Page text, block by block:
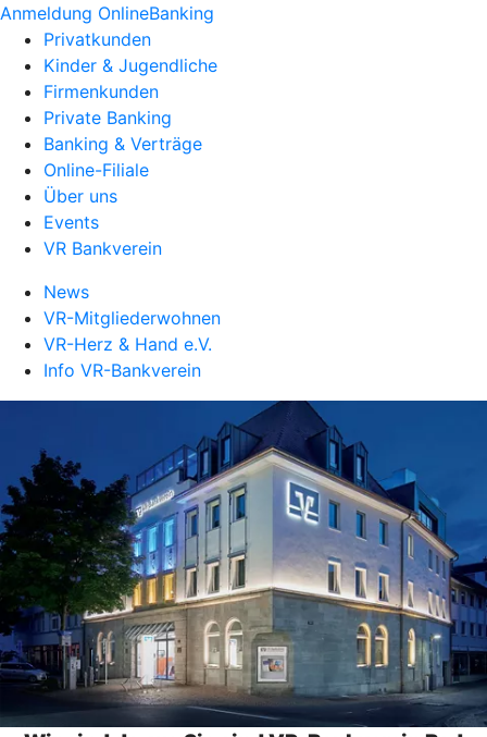
Anmeldung OnlineBanking
Privatkunden
Kinder & Jugendliche
Firmenkunden
Private Banking
Banking & Verträge
Online-Filiale
Über uns
Events
VR Bankverein
News
VR-Mitgliederwohnen
VR-Herz & Hand e.V.
Info VR-Bankverein